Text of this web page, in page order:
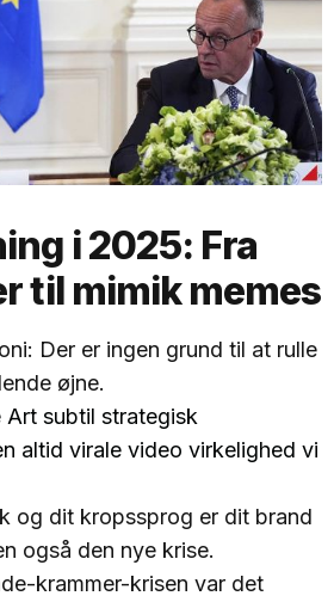
i 2025: Fra
til mimik memes
Der er ingen grund til at rulle
øjne.
subtil strategisk
altid virale video virkelighed vi
og dit kropssprog er dit brand
også den nye krise.
krammer-krisen var det